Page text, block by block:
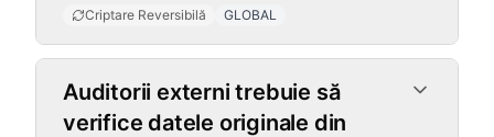
Criptare Reversibilă GLOBAL
Auditorii externi trebuie să
verifice datele originale din